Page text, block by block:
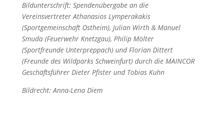
Bildunterschrift: Spendenübergabe an die
Vereinsvertreter Athanasios Lymperakakis
(Sportgemeinschaft Ostheim), Julian Wirth & Manuel
Smuda (Feuerwehr Knetzgau), Philip Mölter
(Sportfreunde Unterpreppach) und Florian Dittert
(Freunde des Wildparks Schweinfurt) durch die MAINCOR
Geschäftsführer Dieter Pfister und Tobias Kuhn
Bildrecht: Anna-Lena Diem